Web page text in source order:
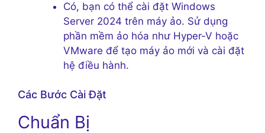
Có, bạn có thể cài đặt Windows
Server 2024 trên máy ảo. Sử dụng
phần mềm ảo hóa như Hyper-V hoặc
VMware để tạo máy ảo mới và cài đặt
hệ điều hành.
Các Bước Cài Đặt
Chuẩn Bị